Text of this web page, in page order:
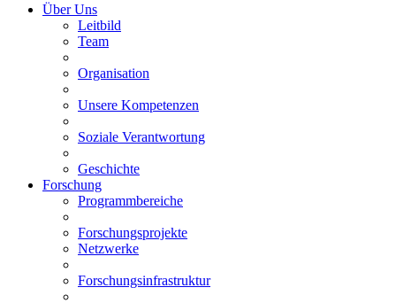
Über Uns
Leitbild
Team
Organisation
Unsere Kompetenzen
Soziale Verantwortung
Geschichte
Forschung
Programmbereiche
Forschungsprojekte
Netzwerke
Forschungsinfrastruktur